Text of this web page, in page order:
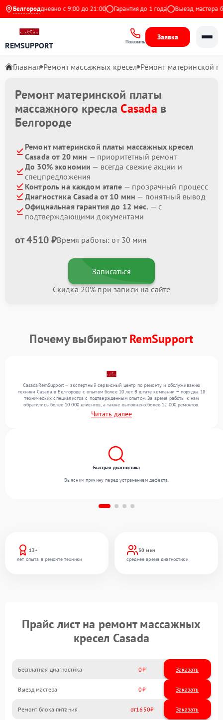
Белгород
Ежедневно с 9:00 до 21:00 Гарантия до 1 года Выезд мастера
REMSUPPORT Позвонить
Заявка
Главная Ремонт массажных кресел Ремонт материнской
Ремонт материнской платы
массажного кресла Casada в
Белгороде
Ремонт материнской платы массажных кресел
Casada от 20 мин — приоритетный ремонт
До 30% экономии — всегда свежие акции и
спецпредложения
Контроль на каждом этапе — прозрачный процесс
Диагностика Casada от 10 мин — понятный вывод
Официальная гарантия до 12 мес. — с
подтверждающими документами
от 4510 ₽Время работы: от 30 мин
Записаться
Скидка 20% при записи на сайте
Почему выбираютRemSupport
CasadaRemSupport — экспертный сервисный центр по ремонту и обслуживанию
техники Casada в Белгороде с опытом более 10 лет. В штате компании — порядка 18
технических специалистов с подтвержденным опытом. За время работы к нам
обратились более 10 000 клиентов, а также выполнено более 12 000 ремонтов.
Ежемесячно в сервисный центр поступает более 300 устройств, включая , , . Мы
выполняем ремонт различного уровня сложности и предлагаем стабильный уровень
Читать далее
13+
лет опыта в ремонте техники
30 мин
среднее время диагностики
Быстрая диагностика
Выясним причину перед устранением дефекта.
Прайс лист на ремонт массажных
кресел Casada
Бесплатная диагностика 0 Заказать
Выезд мастера 0 Заказать
Ремонт блока питания 1650